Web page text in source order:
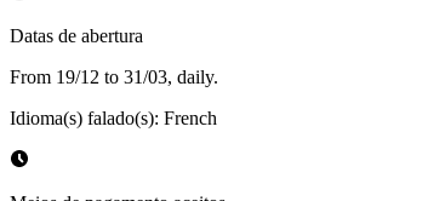
Datas de abertura
From 19/12 to 31/03, daily.
Idioma(s) falado(s): French